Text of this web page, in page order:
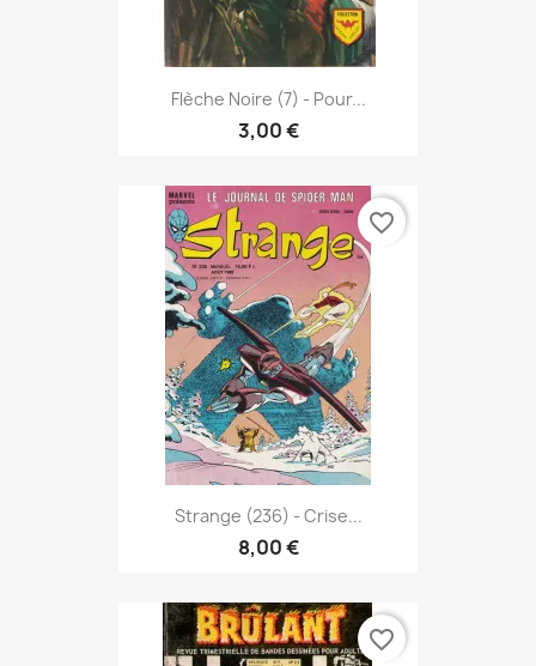
Flèche Noire (7) - Pour...
3,00 €
Strange (236) - Crise...
8,00 €
favorite_border
favorite_border